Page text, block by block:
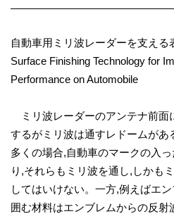
自動車用ミリ波レーダーを支える
Surface Finishing Technology for
Performance on Automobile
ミリ波レーダーのアンテナ前面
するがミリ波は通すレドームがあ
多くの場合,自動車のマークの入
り,それらもミリ波を通し,しかも
してはいけない。一方,例えばエ
囲む材料はエンブレムからの反射